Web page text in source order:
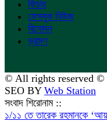
ফিচার
ফেসবুক নিউজ
বিনোদন
ভ্রমণ
© All rights reserved ©
SEO BY Web Station
সংবাদ শিরোনাম ::
১/১১ তে তারেক রহমানকে